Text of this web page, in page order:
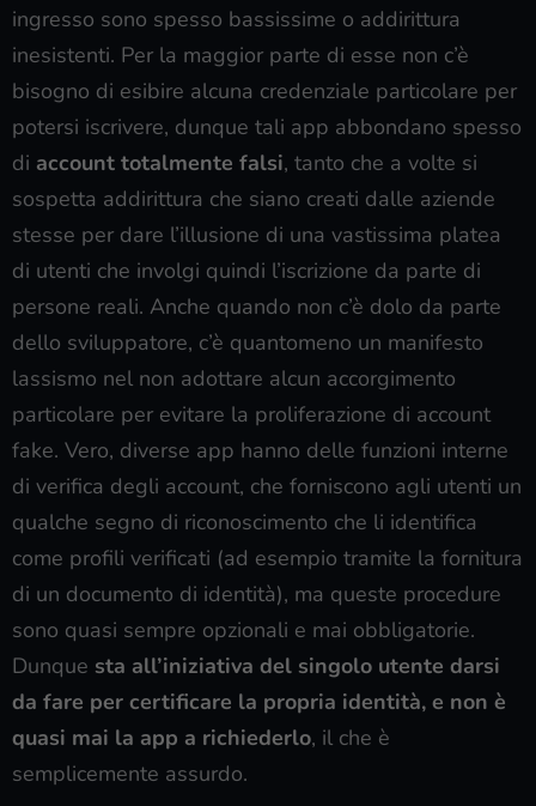
ingresso sono spesso bassissime o addirittura
inesistenti. Per la maggior parte di esse non c’è
bisogno di esibire alcuna credenziale particolare per
potersi iscrivere, dunque tali app abbondano spesso
di account totalmente falsi, tanto che a volte si
sospetta addirittura che siano creati dalle aziende
stesse per dare l’illusione di una vastissima platea
di utenti che involgi quindi l’iscrizione da parte di
persone reali. Anche quando non c’è dolo da parte
dello sviluppatore, c’è quantomeno un manifesto
lassismo nel non adottare alcun accorgimento
particolare per evitare la proliferazione di account
fake. Vero, diverse app hanno delle funzioni interne
di verifica degli account, che forniscono agli utenti un
qualche segno di riconoscimento che li identifica
come profili verificati (ad esempio tramite la fornitura
di un documento di identità), ma queste procedure
sono quasi sempre opzionali e mai obbligatorie.
Dunque sta all’iniziativa del singolo utente darsi
da fare per certificare la propria identità, e non è
quasi mai la app a richiederlo, il che è
semplicemente assurdo.